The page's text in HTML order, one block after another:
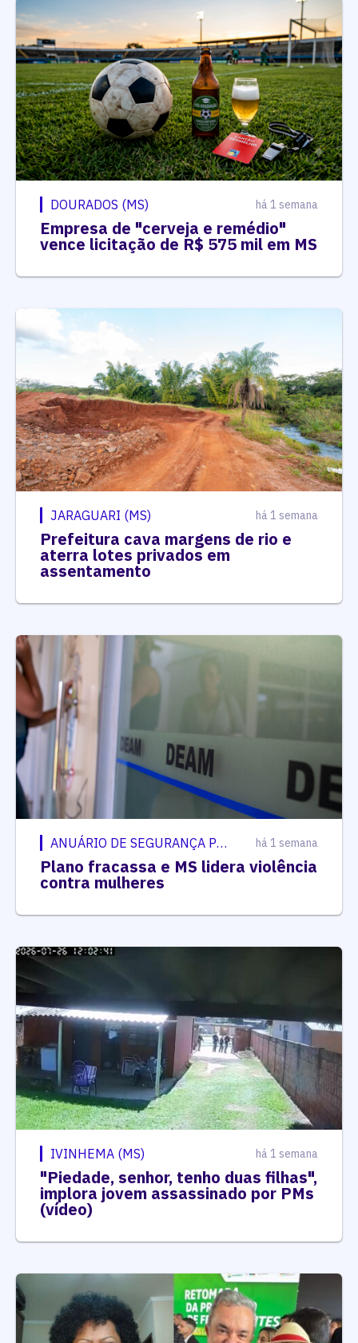
DOURADOS (MS) há 1 semana
Empresa de "cerveja e remédio"
vence licitação de R$ 575 mil em MS
JARAGUARI (MS) há 1 semana
Prefeitura cava margens de rio e
aterra lotes privados em
assentamento
ANUÁRIO DE SEGURANÇA PÚBLICA há 1 semana
Plano fracassa e MS lidera violência
contra mulheres
IVINHEMA (MS) há 1 semana
"Piedade, senhor, tenho duas filhas",
implora jovem assassinado por PMs
(vídeo)